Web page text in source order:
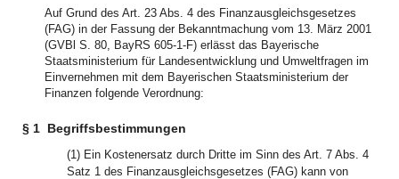
Auf Grund des Art. 23 Abs. 4 des Finanzausgleichsgesetzes
(FAG) in der Fassung der Bekanntmachung vom 13. März 2001
(GVBl S. 80, BayRS 605-1-F) erlässt das Bayerische
Staatsministerium für Landesentwicklung und Umweltfragen im
Einvernehmen mit dem Bayerischen Staatsministerium der
Finanzen folgende Verordnung:
§ 1 Begriffsbestimmungen
(1) Ein Kostenersatz durch Dritte im Sinn des Art. 7 Abs. 4
Satz 1 des Finanzausgleichsgesetzes (FAG) kann von